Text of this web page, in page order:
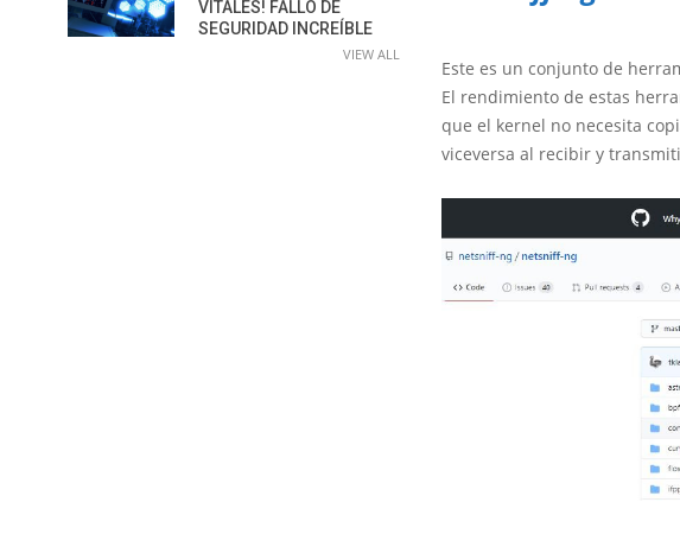
Este es un conjunto de
El rendimiento de estas
que el kernel no necesita
viceversa al recibir y
VITALES! FALLO DE
SEGURIDAD INCREÍBLE
VIEW ALL